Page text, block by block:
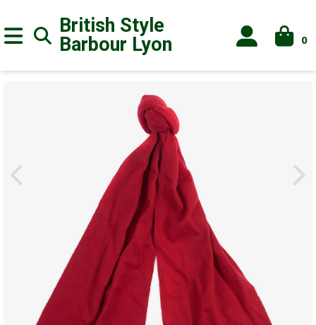
British Style
Barbour Lyon 0